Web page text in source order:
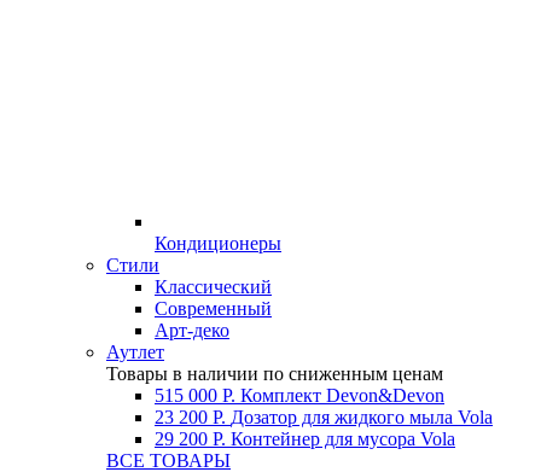
Кондиционеры
Стили
Классический
Современный
Арт-деко
Аутлет
Товары в наличии по сниженным ценам
515 000 Р. Комплект Devon&Devon
23 200 Р. Дозатор для жидкого мыла Vola
29 200 Р. Контейнер для мусора Vola
ВСЕ ТОВАРЫ